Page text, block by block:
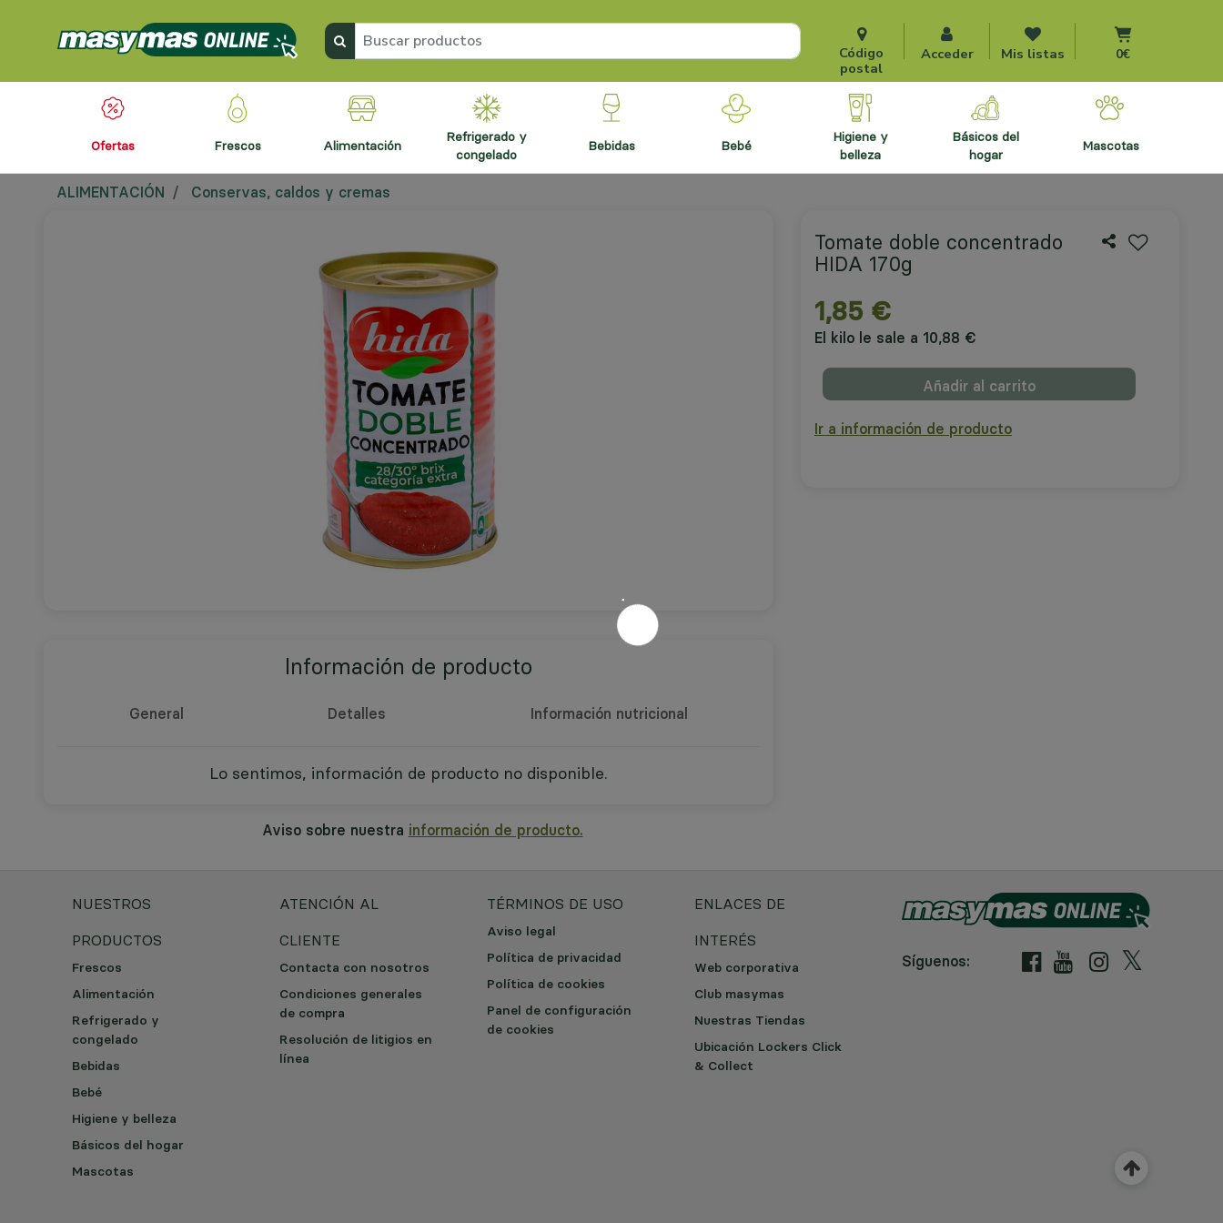
Código
postal
Acceder Mis listasIr al carrito
0€
ofertas frescos alimentación
refrigerado y
congelado
bebidas bebé
higiene y
belleza
básicos del
hogar
mascotas
ALIMENTACIÓN Conservas, caldos y cremas
Tomate doble concentrado
HIDA 170g
1,85 €
El kilo le sale a 10,88 €
Añadir al carrito
Ir a información de producto
Información de producto
General Detalles Información nutricional
Lo sentimos, información de producto no disponible.
Aviso sobre nuestra información de producto.
NUESTROS
PRODUCTOS
Frescos
Alimentación
Refrigerado y
congelado
Bebidas
Bebé
Higiene y belleza
Básicos del hogar
Mascotas
ATENCIÓN AL
CLIENTE
Contacta con nosotros
Condiciones generales
de compra
Resolución de litigios en
línea
TÉRMINOS DE USO
Aviso legal
Política de privacidad
Política de cookies
Panel de configuración
de cookies
ENLACES DE
INTERÉS
Web corporativa
Club masymas
Nuestras Tiendas
Ubicación Lockers Click
& Collect
Síguenos: